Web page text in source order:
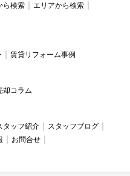
ら検索
エリアから検索
賃貸リフォーム事例
却コラム
タッフ紹介
スタッフブログ
お問合せ